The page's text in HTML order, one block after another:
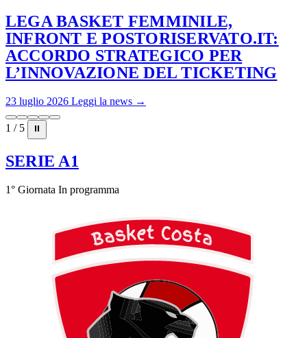
LEGA BASKET FEMMINILE,
INFRONT E POSTORISERVATO.IT:
ACCORDO STRATEGICO PER
L’INNOVAZIONE DEL TICKETING
23 luglio 2026 Leggi la news →
1 / 5 ⏸
SERIE A1
1° Giornata In programma